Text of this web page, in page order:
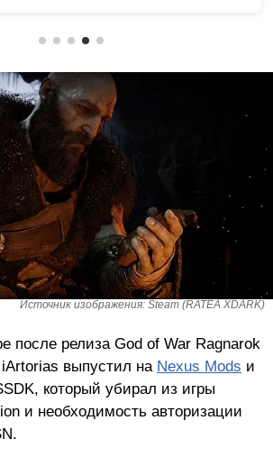
Источник изображения: Steam (RATEA XDARK)
после релиза God of War Ragnarok
выпустил на Nexus Mods и
который убирал из игры
и необходимость авторизации